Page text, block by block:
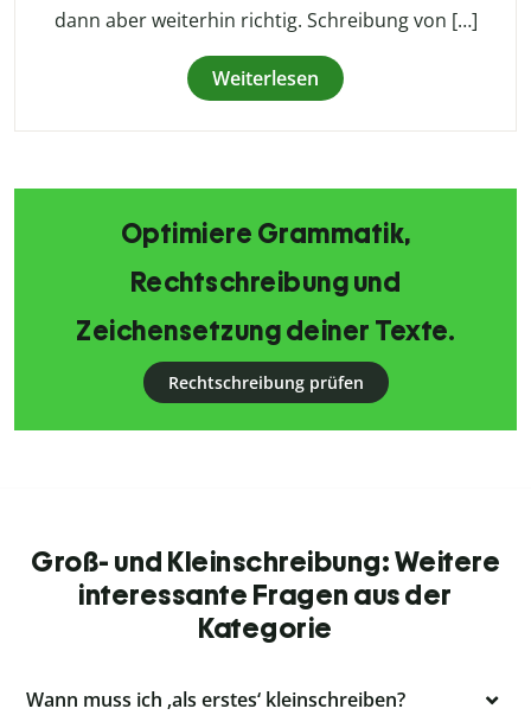
dann aber weiterhin richtig. Schreibung von […]
Weiterlesen
Optimiere Grammatik,
Rechtschreibung und
Zeichensetzung deiner Texte.
Rechtschreibung prüfen
Groß- und Kleinschreibung: Weitere
interessante Fragen aus der
Kategorie
Wann muss ich ‚als erstes‘ kleinschreiben?